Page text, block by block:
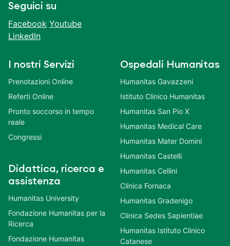
Seguici su
Facebook Youtube
LinkedIn
I nostri Servizi
Prenotazioni Online
Referti Online
Pronto soccorso in tempo
reale
Congressi
Didattica, ricerca e
assistenza
Humanitas University
Fondazione Humanitas per la
Ricerca
Fondazione Humanitas
Ospedali Humanitas
Humanitas Gavazzeni
Istituto Clinico Humanitas
Humanitas San Pio X
Humanitas Medical Care
Humanitas Mater Domini
Humanitas Castelli
Humanitas Cellini
Clinica Fornaca
Humanitas Gradenigo
Clinica Sedes Sapientiae
Humanitas Istituto Clinico
Catanese